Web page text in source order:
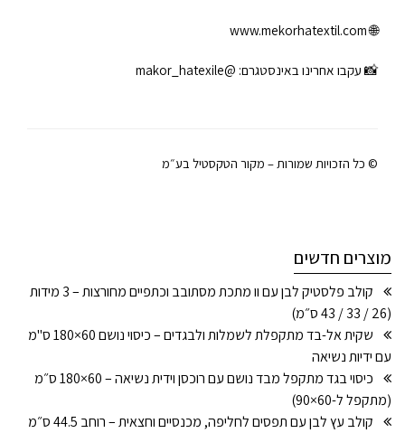
🌐
www.mekorhatextil.com
📸 עקבו אחרינו באינסטגרם: @makor_hatexile
© כל הזכויות שמורות – מקור הטקסטיל בע״מ
מוצרים חדשים
קולב פלסטיק לבן עם וו מתכת מסתובב וכתפיים מחורצות – 3 מידות
(26 / 33 / 43 ס״מ)
שקית אל-בד מתקפלת לשמלות ולבגדים – כיסוי נושם 60×180 ס"מ
עם ידיות נשיאה
כיסוי בגד מתקפל מבד נושם עם רוכסן וידית נשיאה – 60×180 ס״מ
(מתקפל ל-60×90)
קולב עץ לבן עם תפסים לחליפה, מכנסיים וחצאית – רוחב 44.5 ס״מ